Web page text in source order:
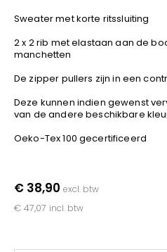
Stanley/Stella
Sweater met korte ritssluiting
2 x 2 rib met elastaan aan de
manchetten
De zipper pullers zijn in een
Deze kunnen indien gewenst
van de andere beschikbare
Oeko-Tex 100 gecertificeerd
€ 38,90 excl. btw
€ 47,07 incl. btw